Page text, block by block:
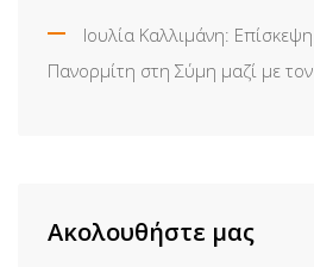
Ιουλία Καλλιμάνη:
Πανορμίτη στη Σύμη μαζί με
Ακολουθήστε μας